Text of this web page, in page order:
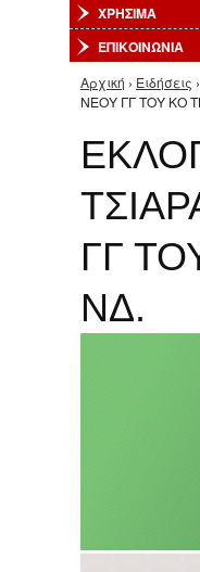
ΧΡΗΣΙΜΑ
ΕΠΙΚΟΙΝΩΝΙΑ
Είστε εδώ
Αρχική › Ειδήσεις
ΝΕΟΥ ΓΓ ΤΟΥ ΚΟ
ΓΓ
ΝΔ.